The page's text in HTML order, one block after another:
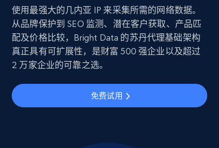
使用最强大的几内亚 IP 来采集所需的网络数据。
从品牌保护到 SEO 监测、潜在客户获取、产品匹
配及价格比较，Bright Data 的苏丹代理基础架构
真正具有可扩展性，是财富 500 强企业以及超过
2 万家企业的可靠之选。
免费试用